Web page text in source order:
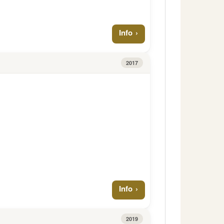
Info
2017
Info
2019